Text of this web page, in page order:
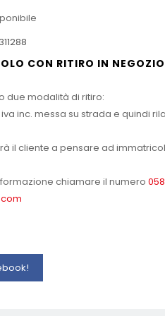
CON RITIRO IN
due modalità di ritiro:
inc. messa su strada e quindi
il cliente a pensare ad
chiamare il numero